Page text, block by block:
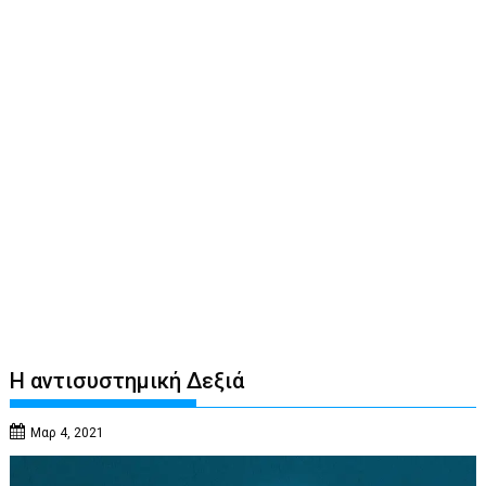
Η αντισυστημική Δεξιά
Μαρ 4, 2021